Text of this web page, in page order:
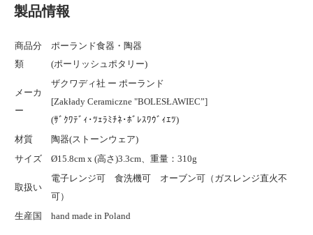
製品情報
商品分
類
ポーランド食器・陶器
(ポーリッシュポタリー)
メーカ
ー
ザクワディ社 ー ポーランド
[Zakłady Ceramiczne "BOLESŁAWIEC”]
(ｻﾞｸﾜﾃﾞｨ･ﾂｪﾗﾐﾁﾈ･ﾎﾞﾚｽﾜｳﾞｨｴﾂ)
材質
陶器(ストーンウェア)
サイズ
Ø15.8cm x (高さ)3.3cm、重量：310g
取扱い
電子レンジ可 食洗機可 オーブン可（ガスレンジ直火不
可）
生産国
hand made in Poland